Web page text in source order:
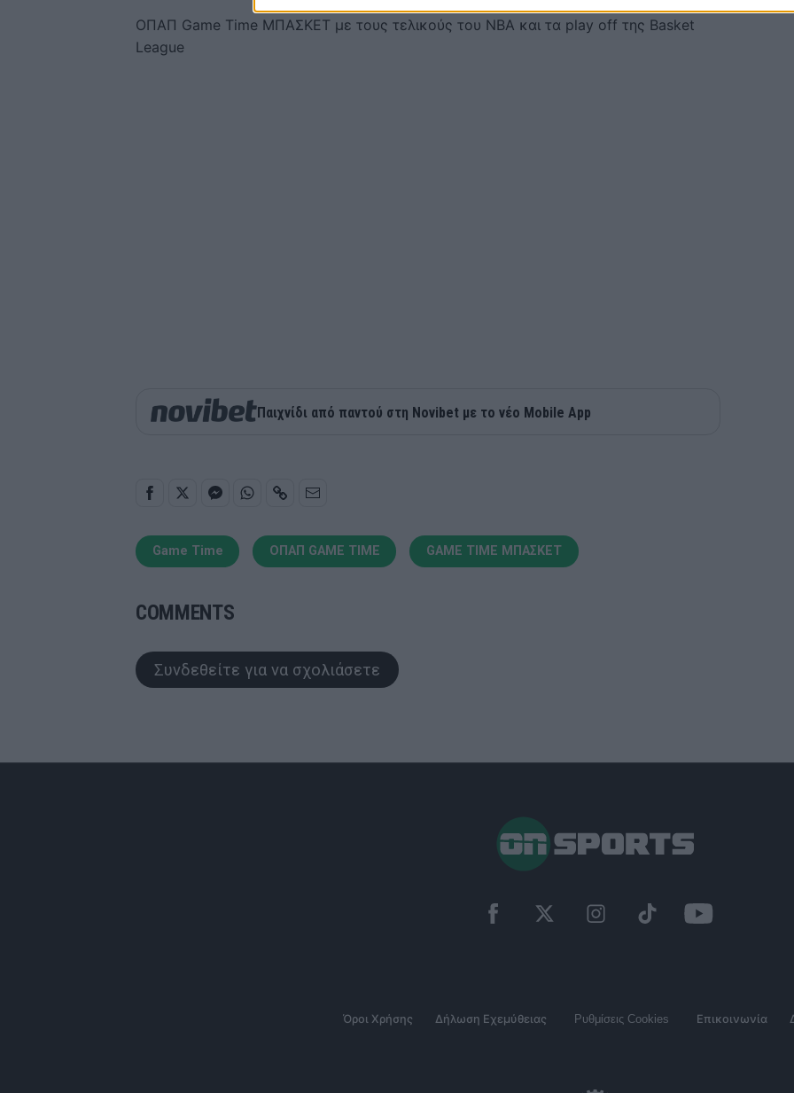
ΟΠΑΠ Game Time ΜΠΑΣΚΕΤ με τους τελικούς του ΝΒΑ και τα play off της Basket
League
Παιχνίδι από παντού στη Novibet με το νέο Mobile App
Game Time ΟΠΑΠ GAME TIME GAME TIME ΜΠΑΣΚΕΤ
COMMENTS
Συνδεθείτε για να σχολιάσετε
Όροι Χρήσης Δήλωση Εχεμύθειας Ρυθμίσεις Cookies Επικοινωνία